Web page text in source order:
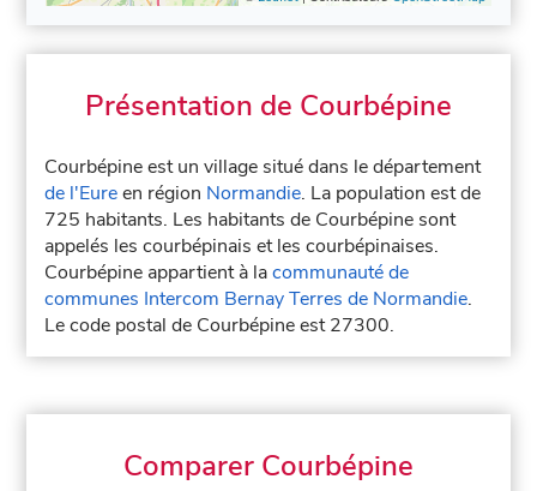
Présentation de Courbépine
Courbépine est un village situé dans le département
de l'Eureen région Normandie. La population est de
725 habitants. Les habitants de Courbépine sont
appelés les courbépinais et les courbépinaises.
Courbépine appartient à lacommunauté de
communes Intercom Bernay Terres de Normandie.
Le code postal de Courbépine est 27300.
Comparer Courbépine